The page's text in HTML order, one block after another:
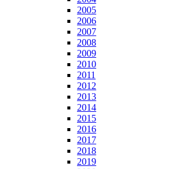
2005
2006
2007
2008
2009
2010
2011
2012
2013
2014
2015
2016
2017
2018
2019